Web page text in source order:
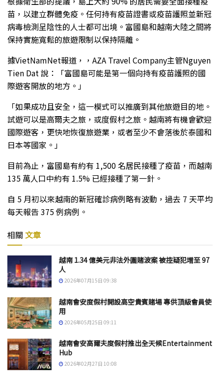
苗，以建立群體免疫。任何持有疫苗證書或疫苗護照並新冠
病毒檢測呈陰性的人士都可出境。富國島和越南大陸之間將
保持實施寬鬆的旅遊限制以保持隔離。
據VietNamNet報道，，AZA Travel Company主管Nguyen
Tien Dat 說：「富國島可能是第一個向持有疫苗護照的國
際遊客開放的地方。」
「如果成功且安全，這一模式可以推廣到其他旅遊目的地。
試遊可以是高爾夫之旅，或度假村之旅。越南將有機會歡迎
國際遊客，更快地恢復旅遊業，或者至少不會落後於泰國和
日本等國家。」
目前為止，富國島有約有 1,500 名居民接種了疫苗，而越南
135 萬人口中約有 1.5% 已經接種了第一針。
自 5 月初以來越南的新冠確診病例略有波動，過去 7 天平均
每天報告 375 例病例。
相關 文章
越南 1.34 億美元非法外圍賭波案 被控疑犯增至 97
人
2026年07月15日 09:38
越南會安度假村開設高空貴賓賭場 專供頂級會員使
用
2026年05月25日 09:11
越南會安高爾夫度假村推出全天候Entertainment
Hub
2026年02月27日 10:08